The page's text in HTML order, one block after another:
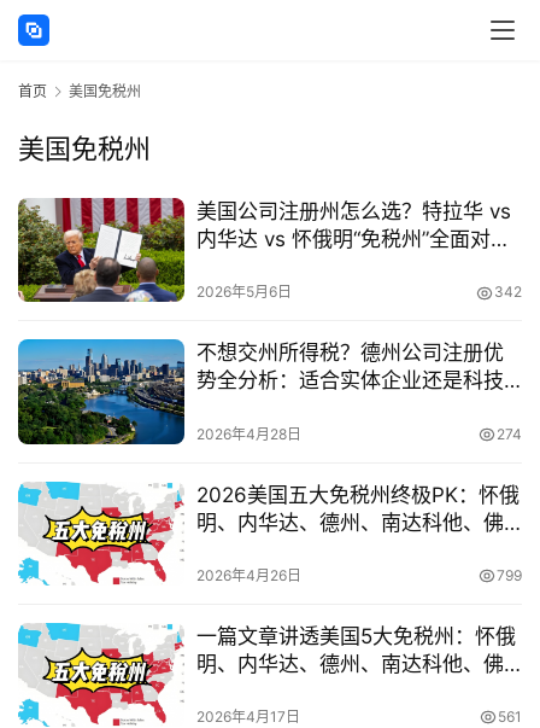
主
页
跨
资
讯
外
公
司
海
外
银
行
首页 美国免税州
美国免税州
美国公司注册州怎么选？特拉华 vs
内华达 vs 怀俄明“免税州”全面对比
2026年5月6日 342
不想交州所得税？德州公司注册优
势全分析：适合实体企业还是科技
2026年4月28日 274
2026美国五大免税州终极PK：怀俄
明、内华达、德州、南达科他、佛
2026年4月26日 799
一篇文章讲透美国5大免税州：怀俄
明、内华达、德州、南达科他、佛
2026年4月17日 561